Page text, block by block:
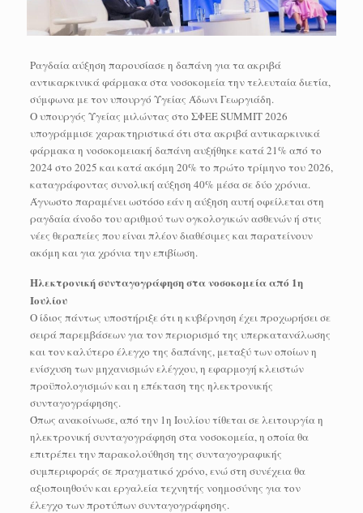
Ραγδαία αύξηση παρουσίασε η δαπάνη για τα ακριβά
αντικαρκινικά φάρμακα στα νοσοκομεία την τελευταία διετία,
σύμφωνα με τον υπουργό Υγείας Άδωνι Γεωργιάδη.
Ο υπουργός Υγείας μιλώντας στο ΣΦΕΕ SUMMIT 2026
υπογράμμισε χαρακτηριστικά ότι στα ακριβά αντικαρκινικά
φάρμακα η νοσοκομειακή δαπάνη αυξήθηκε κατά 21% από το
2024 στο 2025 και κατά ακόμη 20% το πρώτο τρίμηνο του 2026,
καταγράφοντας συνολική αύξηση 40% μέσα σε δύο χρόνια.
Άγνωστο παραμένει ωστόσο εάν η αύξηση αυτή οφείλεται στη
ραγδαία άνοδο του αριθμού των ογκολογικών ασθενών ή στις
νέες θεραπείες που είναι πλέον διαθέσιμες και παρατείνουν
ακόμη και για χρόνια την επιβίωση.
Ηλεκτρονική συνταγογράφηση στα νοσοκομεία από 1η
Ιουλίου
Ο ίδιος πάντως υποστήριξε ότι η κυβέρνηση έχει προχωρήσει σε
σειρά παρεμβάσεων για τον περιορισμό της υπερκατανάλωσης
και τον καλύτερο έλεγχο της δαπάνης, μεταξύ των οποίων η
ενίσχυση των μηχανισμών ελέγχου, η εφαρμογή κλειστών
προϋπολογισμών και η επέκταση της ηλεκτρονικής
συνταγογράφησης.
Όπως ανακοίνωσε, από την 1η Ιουλίου τίθεται σε λειτουργία η
ηλεκτρονική συνταγογράφηση στα νοσοκομεία, η οποία θα
επιτρέπει την παρακολούθηση της συνταγογραφικής
συμπεριφοράς σε πραγματικό χρόνο, ενώ στη συνέχεια θα
αξιοποιηθούν και εργαλεία τεχνητής νοημοσύνης για τον
έλεγχο των προτύπων συνταγογράφησης.